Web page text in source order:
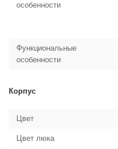
особенности
Функциональные
особенности
Корпус
Цвет
Цвет люка